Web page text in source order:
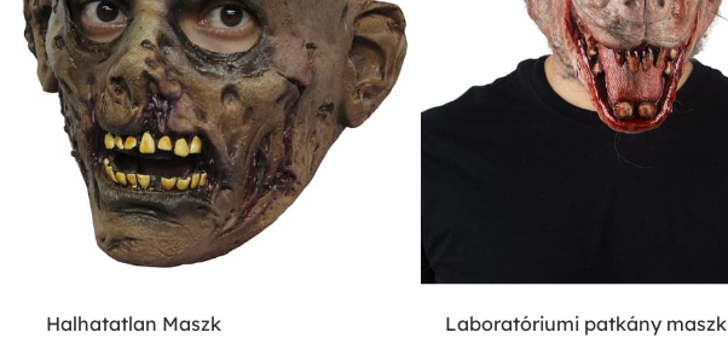
Halhatatlan Maszk Laboratóriumi patkány maszk